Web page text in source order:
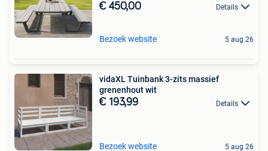
€ 450,00 Details
Bezoek website 5 aug 26
vidaXL Tuinbank 3-zits massief
grenenhout wit
€ 193,99 Details
Bezoek website 5 aug 26